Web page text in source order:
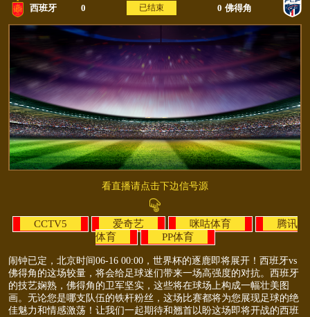
西班牙 0
已结束
0 佛得角
看直播请点击下边信号源
CCTV5 爱奇艺 咪咕体育
腾讯
体育
PP体育
闹钟已定，北京时间06-16 00:00，世界杯的逐鹿即将展开！西班牙vs
佛得角的这场较量，将会给足球迷们带来一场高强度的对抗。西班牙
的技艺娴熟，佛得角的卫军坚实，这些将在球场上构成一幅壮美图
画。无论您是哪支队伍的铁杆粉丝，这场比赛都将为您展现足球的绝
佳魅力和情感激荡！让我们一起期待和翘首以盼这场即将开战的西班